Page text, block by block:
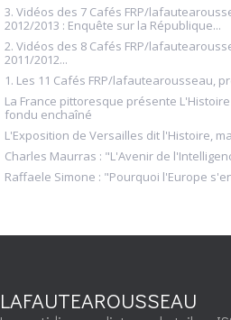
3. Vidéos des 7 Cafés FRP/
2012/2013 : Enquête sur la République...
2. Vidéos des 8 Cafés FRP/
2011/2012...
1. Les 11 Cafés FRP/lafautearousseau,
La France pittoresque présente
fondu enchaîné
L'Exposition de Versailles dit l'Histoire,
Charles Maurras : "L'Avenir de
Raffaele Simone : "Pourquoi l'Europe
LAFAUTEAROUSSEAU